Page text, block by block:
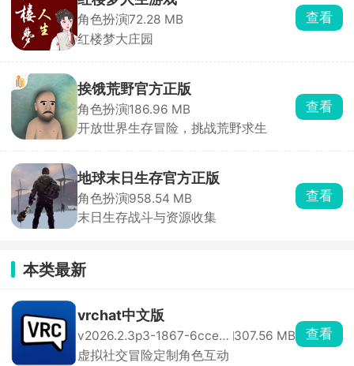
角色扮演72.28 MB
红楼梦大庄园
查看
挨饿荒野官方正版
角色扮演186.96 MB
开放世界生存冒险，挑战荒野求生
查看
地球末日生存官方正版
角色扮演958.54 MB
末日生存战斗与资源收集
查看
本类最新
vrchat中文版
v2026.2.3p3-1867-6cce167d74-Release 307.56 MB
虚拟社交冒险定制角色互动
查看